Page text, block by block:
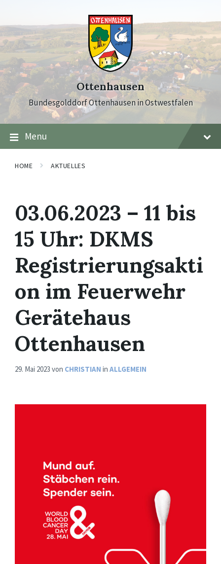
content
main
navigation
footer
Ottenhausen
Bundesgolddorf Ottenhausen in Ostwestfalen
Menu
HOME AKTUELLES
03.06.2023 – 11 bis
15 Uhr: DKMS
Registrierungsakti
on im Feuerwehr
Gerätehaus
Ottenhausen
29. Mai 2023 von CHRISTIAN in ALLGEMEIN